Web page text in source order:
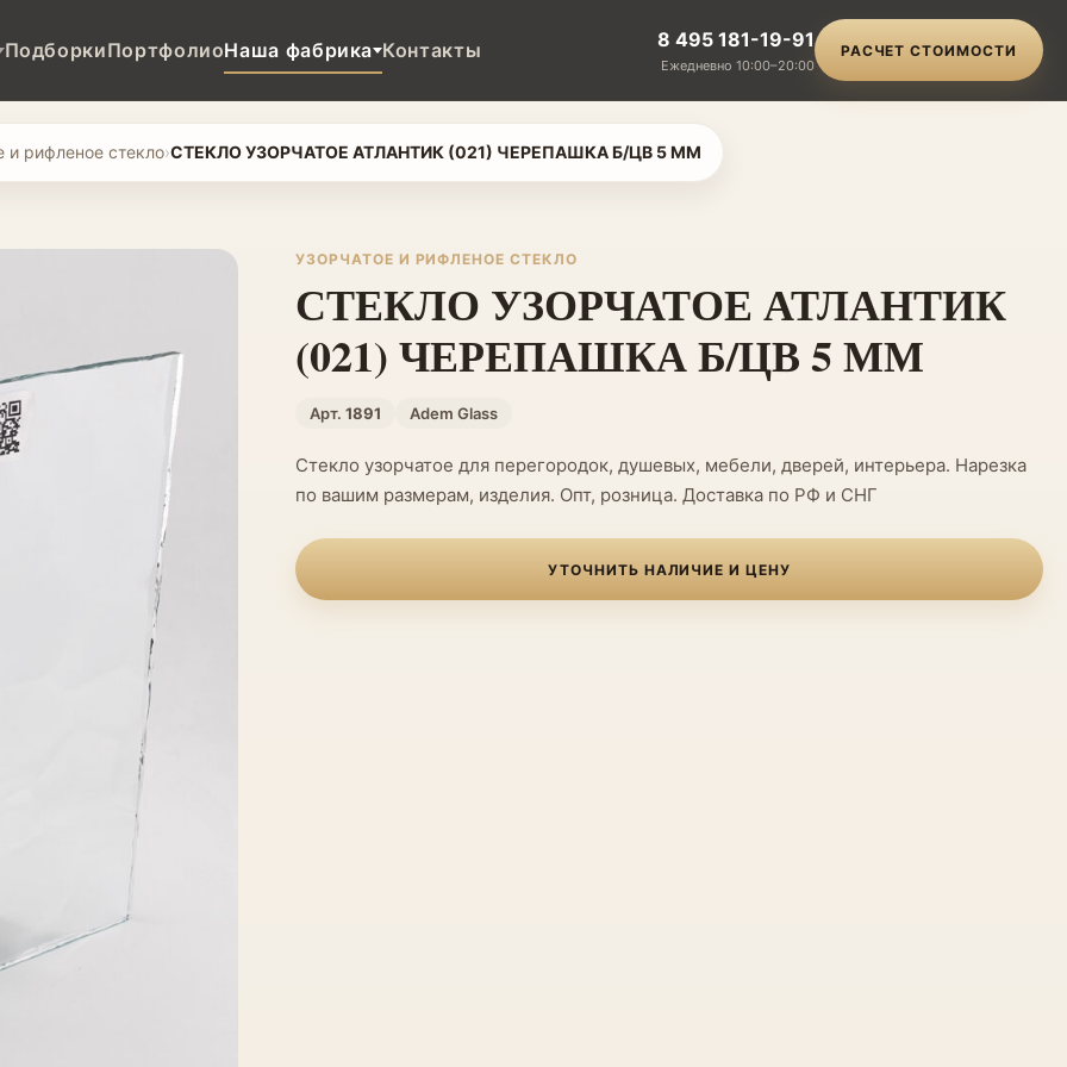
ПодборкиПортфолиоНаша фабрика Контакты 8 495 181-19-91
Ежедневно 10:00–20:00
РАСЧЕТ СТОИМОСТИ
и рифленое стекло›СТЕКЛО УЗОРЧАТОЕ АТЛАНТИК (021) ЧЕРЕПАШКА Б/ЦВ 5 ММ
УЗОРЧАТОЕ И РИФЛЕНОЕ СТЕКЛО
СТЕКЛО УЗОРЧАТОЕ АТЛАНТИК
(021) ЧЕРЕПАШКА Б/ЦВ 5 ММ
Арт. 1891 Adem Glass
Стекло узорчатое для перегородок, душевых, мебели, дверей, интерьера. Нарезка
по вашим размерам, изделия. Опт, розница. Доставка по РФ и СНГ
УТОЧНИТЬ НАЛИЧИЕ И ЦЕНУ